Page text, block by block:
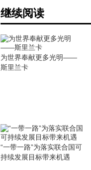
继续阅读
为世界奉献更多光明——
斯里兰卡
“一带一路”为落实联合国可
持续发展目标带来机遇